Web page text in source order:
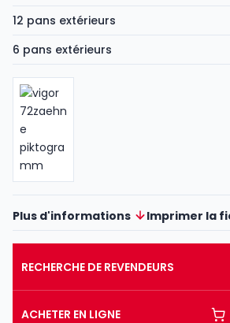
12 pans extérieurs
6 pans extérieurs
Plus d'informations Imprimer la
RECHERCHE DE REVENDEURS
ACHETER EN LIGNE